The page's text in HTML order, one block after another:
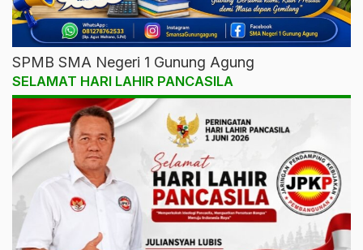
SPMB SMA Negeri 1 Gunung Agung
SELAMAT HARI LAHIR PANCASILA